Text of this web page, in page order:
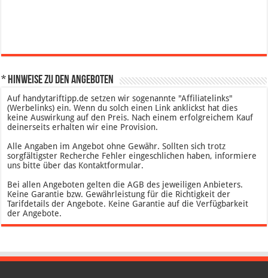
* Hinweise zu den Angeboten
Auf handytariftipp.de setzen wir sogenannte "Affiliatelinks"
(Werbelinks) ein. Wenn du solch einen Link anklickst hat dies
keine Auswirkung auf den Preis. Nach einem erfolgreichem Kauf
deinerseits erhalten wir eine Provision.
Alle Angaben im Angebot ohne Gewähr. Sollten sich trotz
sorgfältigster Recherche Fehler eingeschlichen haben, informiere
uns bitte über das Kontaktformular.
Bei allen Angeboten gelten die AGB des jeweiligen Anbieters.
Keine Garantie bzw. Gewährleistung für die Richtigkeit der
Tarifdetails der Angebote. Keine Garantie auf die Verfügbarkeit
der Angebote.